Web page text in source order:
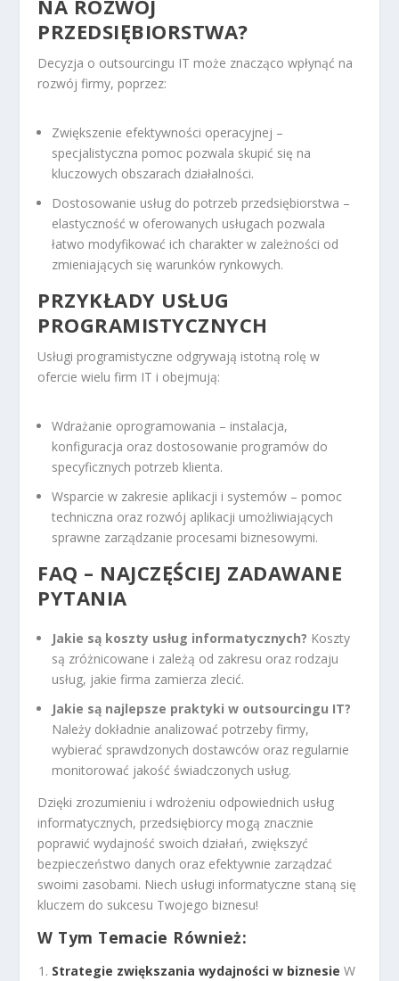
NA ROZWÓJ
PRZEDSIĘBIORSTWA?
Decyzja o outsourcingu IT może znacząco wpłynąć na
rozwój firmy, poprzez:
Zwiększenie efektywności operacyjnej –
specjalistyczna pomoc pozwala skupić się na
kluczowych obszarach działalności.
Dostosowanie usług do potrzeb przedsiębiorstwa –
elastyczność w oferowanych usługach pozwala
łatwo modyfikować ich charakter w zależności od
zmieniających się warunków rynkowych.
PRZYKŁADY USŁUG
PROGRAMISTYCZNYCH
Usługi programistyczne odgrywają istotną rolę w
ofercie wielu firm IT i obejmują:
Wdrażanie oprogramowania – instalacja,
konfiguracja oraz dostosowanie programów do
specyficznych potrzeb klienta.
Wsparcie w zakresie aplikacji i systemów – pomoc
techniczna oraz rozwój aplikacji umożliwiających
sprawne zarządzanie procesami biznesowymi.
FAQ – NAJCZĘŚCIEJ ZADAWANE
PYTANIA
Jakie są koszty usług informatycznych? Koszty
są zróżnicowane i zależą od zakresu oraz rodzaju
usług, jakie firma zamierza zlecić.
Jakie są najlepsze praktyki w outsourcingu IT?
Należy dokładnie analizować potrzeby firmy,
wybierać sprawdzonych dostawców oraz regularnie
monitorować jakość świadczonych usług.
Dzięki zrozumieniu i wdrożeniu odpowiednich usług
informatycznych, przedsiębiorcy mogą znacznie
poprawić wydajność swoich działań, zwiększyć
bezpieczeństwo danych oraz efektywnie zarządzać
swoimi zasobami. Niech usługi informatyczne staną się
kluczem do sukcesu Twojego biznesu!
W Tym Temacie Również:
Strategie zwiększania wydajności w biznesie W